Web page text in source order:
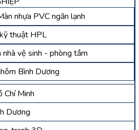
nhựa PVC ngăn lạnh
thuật HPL
nhà vệ sinh - phòng tắm
Bình Dương
Chí Minh
Dương